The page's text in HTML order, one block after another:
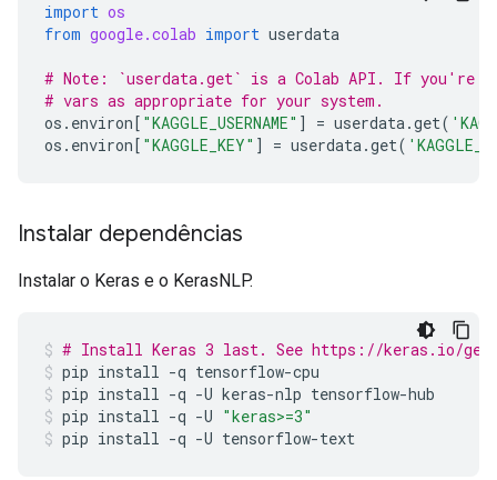
import os
from google.colab import userdata
# Note: `userdata.get` is a Colab API. If you're
# vars as appropriate for your system.
os . environ[ "KAGGLE_USERNAME" ] = userdata.get(
os . environ[ "KAGGLE_KEY" ] = userdata.get(
Instalar dependências
Instalar o Keras e o KerasNLP.
# Install Keras 3 last. See https://keras.io/
pip install -q tensorflow-cpu
pip install -q -U keras-nlp tensorflow-hub
pip install -q -U "keras>=3"
pip install -q -U tensorflow-text